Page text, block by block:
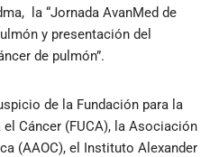
la “Jornada AvanMed de
y presentación del
de pulmón”.
de la Fundación para la
Cáncer (FUCA), la Asociación
(AAOC), el Instituto Alexander